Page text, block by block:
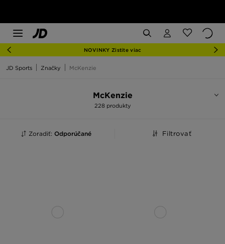
NOVINKY Zistite viac
JD Sports Značky McKenzie
McKenzie
228 produkty
Zoradiť: Odporúčané Filtrovať